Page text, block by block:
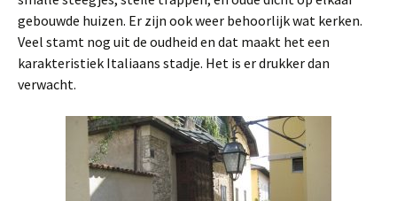
gebouwde huizen. Er zijn ook weer behoorlijk wat kerken.
Veel stamt nog uit de oudheid en dat maakt het een
karakteristiek Italiaans stadje. Het is er drukker dan
verwacht.